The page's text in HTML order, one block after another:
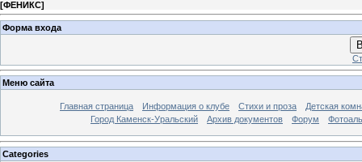
[ФЕНИКС]
Форма входа
Меню сайта
Главная страница Информация о клубе Стихи и проза
Детская
Город Каменск-Уральский
Архив документов Форум
Categories